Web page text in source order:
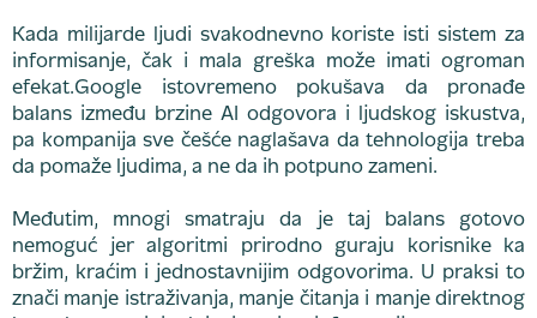
Kada milijarde ljudi svakodnevno koriste isti sistem za
informisanje, čak i mala greška može imati ogroman
efekat.Google istovremeno pokušava da pronađe
balans između brzine AI odgovora i ljudskog iskustva,
pa kompanija sve češće naglašava da tehnologija treba
da pomaže ljudima, a ne da ih potpuno zameni.
Međutim, mnogi smatraju da je taj balans gotovo
nemoguć jer algoritmi prirodno guraju korisnike ka
bržim, kraćim i jednostavnijim odgovorima. U praksi to
znači manje istraživanja, manje čitanja i manje direktnog